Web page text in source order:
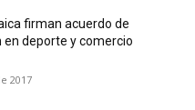
firman acuerdo de
en deporte y comercio
2017